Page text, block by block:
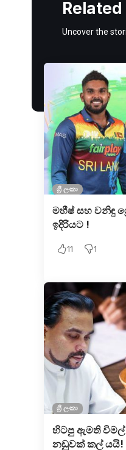
Uncover the
ශ්‍රී ලංකා
මහීෂ් සහ වනිඳු
ඉදිරියට !
11 1
ශ්‍රී ලංකා
හිටපු ඇමති විමල්
නඩුවක් කල් යයි!